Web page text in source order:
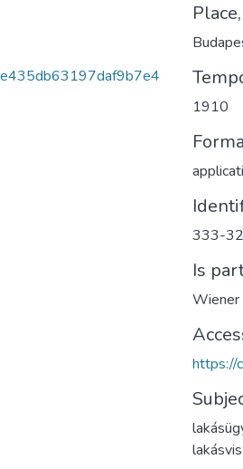
1910
333-
Is
Wiener
https://